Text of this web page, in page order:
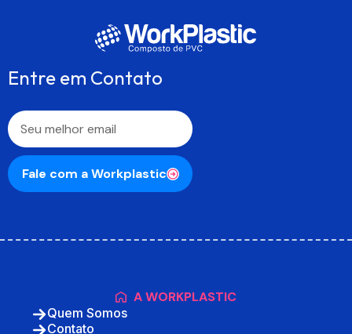
Entre em Contato
Fale com a Workplastic
A WORKPLASTIC
Quem Somos
Contato